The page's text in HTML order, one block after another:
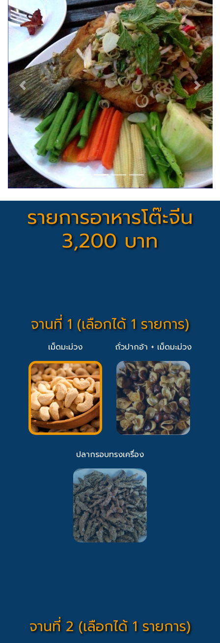
Previous Next
รายการอาหารโต๊ะจีน
3,200 บาท
จานที่ 1 (เลือกได้ 1 รายการ)
เม็ดมะม่วง ถั่วปากอ้า + เม็ดมะม่วง
ปลากรอบทรงเครื่อง
จานที่ 2 (เลือกได้ 1 รายการ)